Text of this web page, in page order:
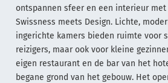
ontspannen sfeer en een interieur
Swissness meets Design. Lichte,
ingerichte kamers bieden ruimte voor
reizigers, maar ook voor kleine
eigen restaurant en de bar van het
begane grond van het gebouw. Het